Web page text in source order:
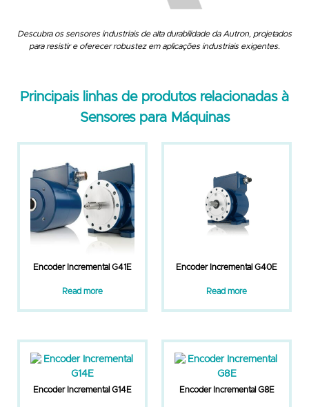
Descubra os sensores industriais de alta durabilidade da Autron, projetados
para resistir e oferecer robustez em aplicações industriais exigentes.
Principais linhas de produtos relacionadas à
Sensores para Máquinas
Encoder Incremental G41E
Read more
Encoder Incremental G40E
Read more
Encoder Incremental G14E Encoder Incremental G8E